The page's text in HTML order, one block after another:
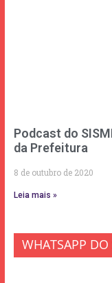
Podcast do
da Prefeitura
8 de outubro de 2020
Leia mais »
WHATSAPP